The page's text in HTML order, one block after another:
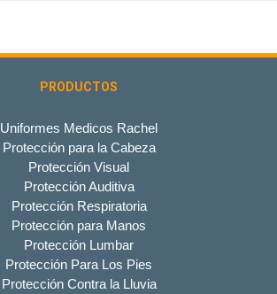
PRODUCTOS
Uniformes Medicos Rachel
Protección para la Cabeza
Protección Visual
Protección Auditiva
Protección Respiratoria
Protección para Manos
Protección Lumbar
Protección Para Los Pies
Protección Contra la Lluvia